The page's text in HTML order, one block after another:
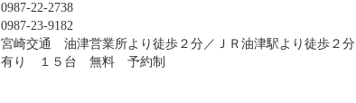
0987-22-2738
0987-23-9182
宮崎交通 油津営業所より徒歩２分／ＪＲ油津駅より徒歩２分
有り １５台 無料 予約制